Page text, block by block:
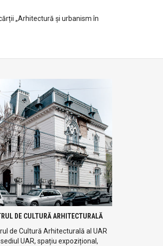
„Arhitectură și urbanism în
DE CULTURĂ ARHITECTURALĂ
de Cultură Arhitecturală al UAR
UAR, spațiu expozițional,